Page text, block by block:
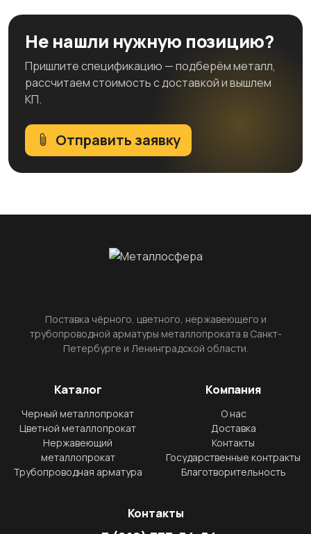
Не нашли нужную позицию?
Пришлите спецификацию — подберём металл,
рассчитаем стоимость с доставкой и вышлем
КП.
Отправить заявку
Поставка чёрного, цветного, нержавеющего и
трубопроводной арматуры металлопроката в Санкт-
Петербурге и Ленинградской области.
Каталог
Черный металлопрокат
Цветной металлопрокат
Нержавеющий
металлопрокат
Трубопроводная арматура
Компания
О нас
Доставка
Контакты
Государственные контракты
Благотворительность
Контакты